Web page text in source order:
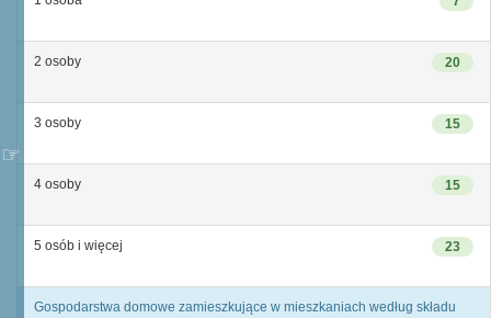
20
2 osoby
15
3 osoby
15
4 osoby
23
5 osób i więcej
Gospodarstwa domowe zamieszkujące w mieszkaniach według składu